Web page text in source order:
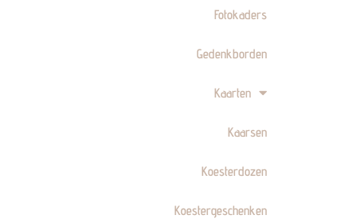
Fotokaders
Gedenkborden
Kaarten
Kaarsen
Koesterdozen
Koestergeschenken